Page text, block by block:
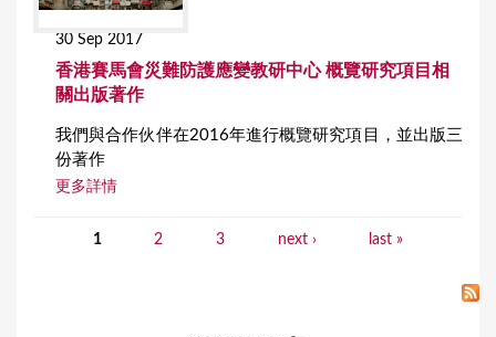
30 Sep 2017
香港賽馬會災難防護應變教研中心 概覽研究項目相
關出版著作
我們與合作伙伴在2016年進行概覽研究項目，並出版三
份著作
更多詳情
1 2 3 next › last »